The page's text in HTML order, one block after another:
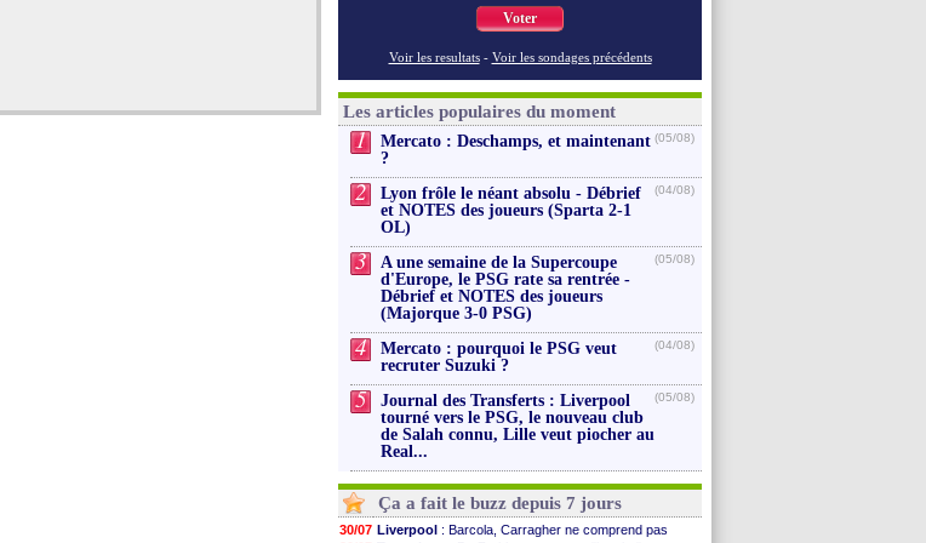
Voter
Voir les resultats - Voir les sondages précédents
Les articles populaires du moment
1
Mercato : Deschamps, et maintenant
?
(05/08)
2
Lyon frôle le néant absolu - Débrief
et NOTES des joueurs (Sparta 2-1
OL)
(04/08)
3
A une semaine de la Supercoupe
d'Europe, le PSG rate sa rentrée -
Débrief et NOTES des joueurs
(Majorque 3-0 PSG)
(05/08)
4
Mercato : pourquoi le PSG veut
recruter Suzuki ?
(04/08)
5
Journal des Transferts : Liverpool
tourné vers le PSG, le nouveau club
de Salah connu, Lille veut piocher au
Real...
(05/08)
Ça a fait le buzz depuis 7 jours
30/07 Liverpool : Barcola, Carragher ne comprend pas